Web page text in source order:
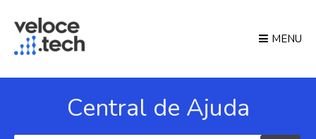
MENU
Central de Ajuda